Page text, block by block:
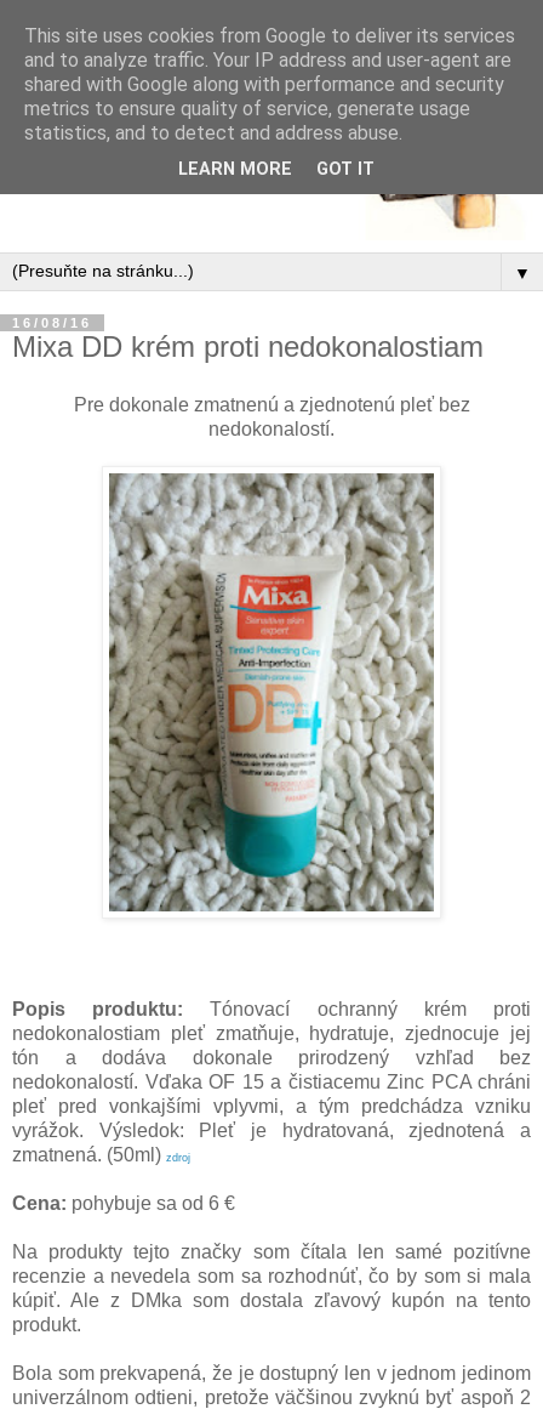
▼
16/08/16
Mixa DD krém proti nedokonalostiam
Pre dokonale zmatnenú a zjednotenú pleť bez
nedokonalostí.
Popis produktu:Tónovací ochranný krém proti
nedokonalostiam pleť zmatňuje, hydratuje, zjednocuje jej
tón a dodáva dokonale prirodzený vzhľad bez
nedokonalostí. Vďaka OF 15 a čistiacemu Zinc PCA chráni
pleť pred vonkajšími vplyvmi, a tým predchádza vzniku
vyrážok. Výsledok: Pleť je hydratovaná, zjednotená a
zmatnená. (50ml) zdroj
Cena: pohybuje sa od 6 €
Na produkty tejto značky som čítala len samé pozitívne
recenzie a nevedela som sa rozhodnúť, čo by som si mala
kúpiť. Ale z DMka som dostala zľavový kupón na tento
produkt.
Bola som prekvapená, že je dostupný len v jednom jedinom
univerzálnom odtieni, pretože väčšinou zvyknú byť aspoň 2
This site uses cookies from Google to deliver its services
and to analyze traffic. Your IP address and user-agent are
shared with Google along with performance and security
metrics to ensure quality of service, generate usage
statistics, and to detect and address abuse.
LEARN MORE GOT IT